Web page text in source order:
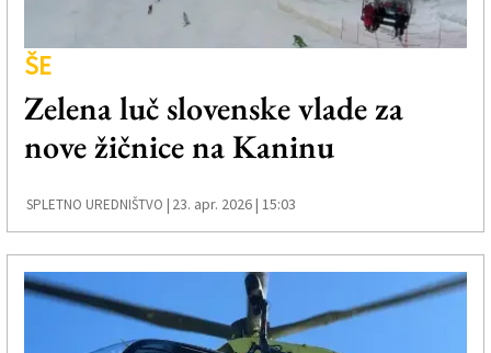
Oglasi
Založnik
Zadruga PD
Naročnine
ŠE
Zelena luč slovenske vlade za
nove žičnice na Kaninu
SPLETNO UREDNIŠTVO | 23. apr. 2026 | 15:03